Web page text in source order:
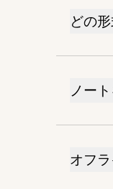
どの
ノー
オフ